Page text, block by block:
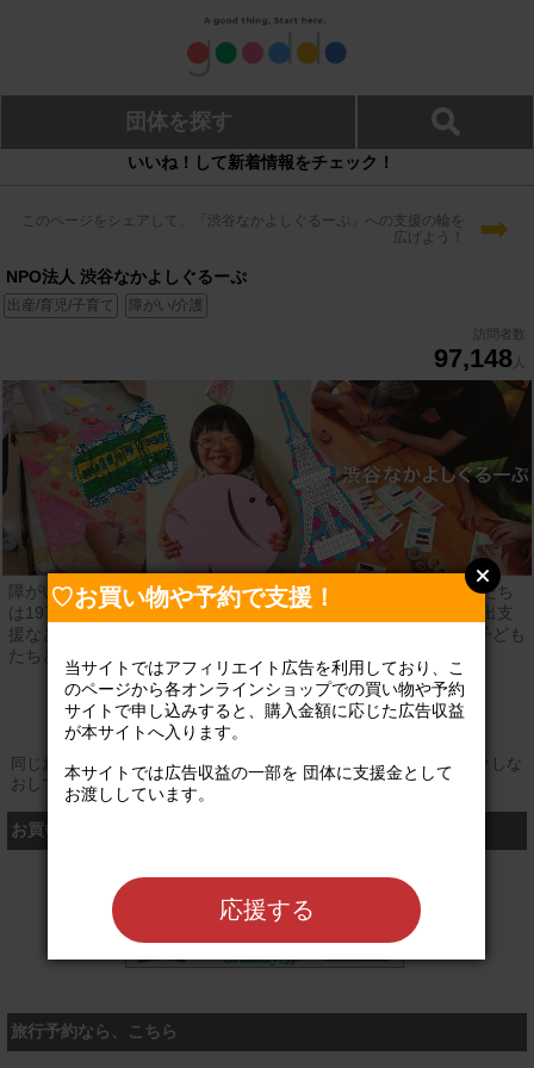
団体を探す
いいね！して新着情報をチェック！
このページをシェアして、「渋谷なかよしぐるーぷ」への支援の輪を
広げよう！
➡
NPO法人 渋谷なかよしぐるーぷ
出産/育児/子育て 障がい/介護
訪問者数
97,148 人
障がいのある人と家族が地域でいきいきと暮らすためには？ 私たち
は1970年設立から、障がい児放課後活動、ショートステイ、外出支
援など、暮らしのニーズにあわせたサービスを実施しながら、子ども
たちと家族の未来につながる活動を展開しています。
公式サイト
同じお買い物やお申し込みを複数回行う場合は、そのたびにクリックしな
おしてください
お買い物するなら、こちら
シャディ
旅行予約なら、こちら
♡お買い物や予約で支援！
当サイトではアフィリエイト広告を利用しており、こ
のページから各オンラインショップでの買い物や予約
サイトで申し込みすると、購入金額に応じた広告収益
が本サイトへ入ります。
本サイトでは広告収益の一部を 団体に支援金として
お渡ししています。
応援する